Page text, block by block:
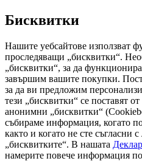
Бисквитки
Нашите уебсайтове използват
проследяващи „бисквитки“.
„бисквитки“, за да
завършим вашите покупки.
за да ви предложим
тези „бисквитки“ се поставят
анонимни „бисквитки“
събираме информация, когато
както и когато не сте съгласни с
„бисквитките“. В нашата
намерите повече информация